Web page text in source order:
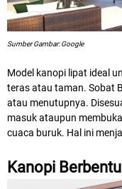
Sumber Gambar: Google
Model kanopi lipat ideal
teras atau taman. Sobat
atau menutupnya.
masuk ataupun
cuaca buruk. Hal ini
Kanopi